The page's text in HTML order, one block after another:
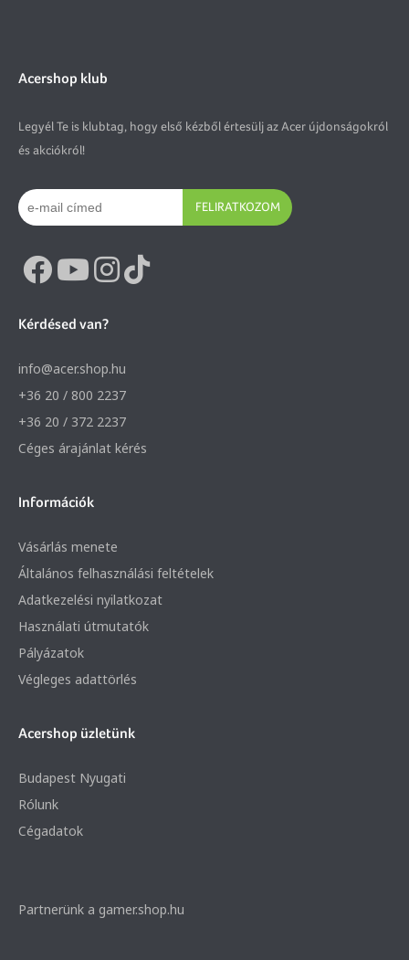
Acershop klub
Legyél Te is klubtag, hogy első kézből értesülj az Acer újdonságokról
és akciókról!
FELIRATKOZOM
Kérdésed van?
info@acer.shop.hu
+36 20 / 800 2237
+36 20 / 372 2237
Céges árajánlat kérés
Információk
Vásárlás menete
Általános felhasználási feltételek
Adatkezelési nyilatkozat
Használati útmutatók
Pályázatok
Végleges adattörlés
Acershop üzletünk
Budapest Nyugati
Rólunk
Cégadatok
Partnerünk a gamer.shop.hu